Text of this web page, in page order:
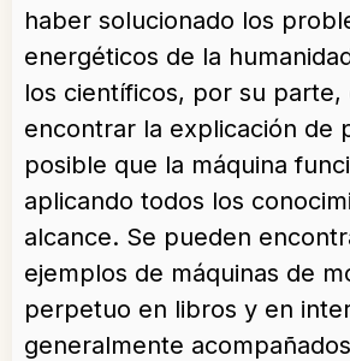
haber solucionado los
energéticos de la
los científicos, por su parte,
encontrar la explicación de
posible que la máquina
aplicando todos los
alcance. Se pueden
ejemplos de máquinas de
perpetuo en libros y en
generalmente